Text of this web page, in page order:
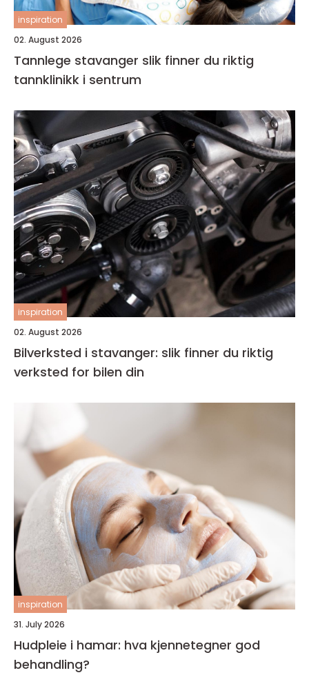
inspiration
02. August 2026
Tannlege stavanger slik finner du riktig
tannklinikk i sentrum
inspiration
02. August 2026
Bilverksted i stavanger: slik finner du riktig
verksted for bilen din
inspiration
31. July 2026
Hudpleie i hamar: hva kjennetegner god
behandling?